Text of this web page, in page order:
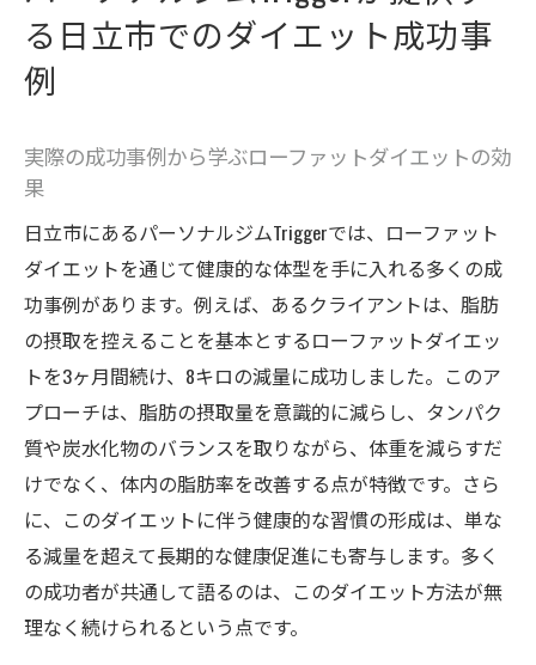
る日立市でのダイエット成功事
例
実際の成功事例から学ぶローファットダイエットの効
果
日立市にあるパーソナルジムTriggerでは、ローファット
ダイエットを通じて健康的な体型を手に入れる多くの成
功事例があります。例えば、あるクライアントは、脂肪
の摂取を控えることを基本とするローファットダイエッ
トを3ヶ月間続け、8キロの減量に成功しました。このア
プローチは、脂肪の摂取量を意識的に減らし、タンパク
質や炭水化物のバランスを取りながら、体重を減らすだ
けでなく、体内の脂肪率を改善する点が特徴です。さら
に、このダイエットに伴う健康的な習慣の形成は、単な
る減量を超えて長期的な健康促進にも寄与します。多く
の成功者が共通して語るのは、このダイエット方法が無
理なく続けられるという点です。